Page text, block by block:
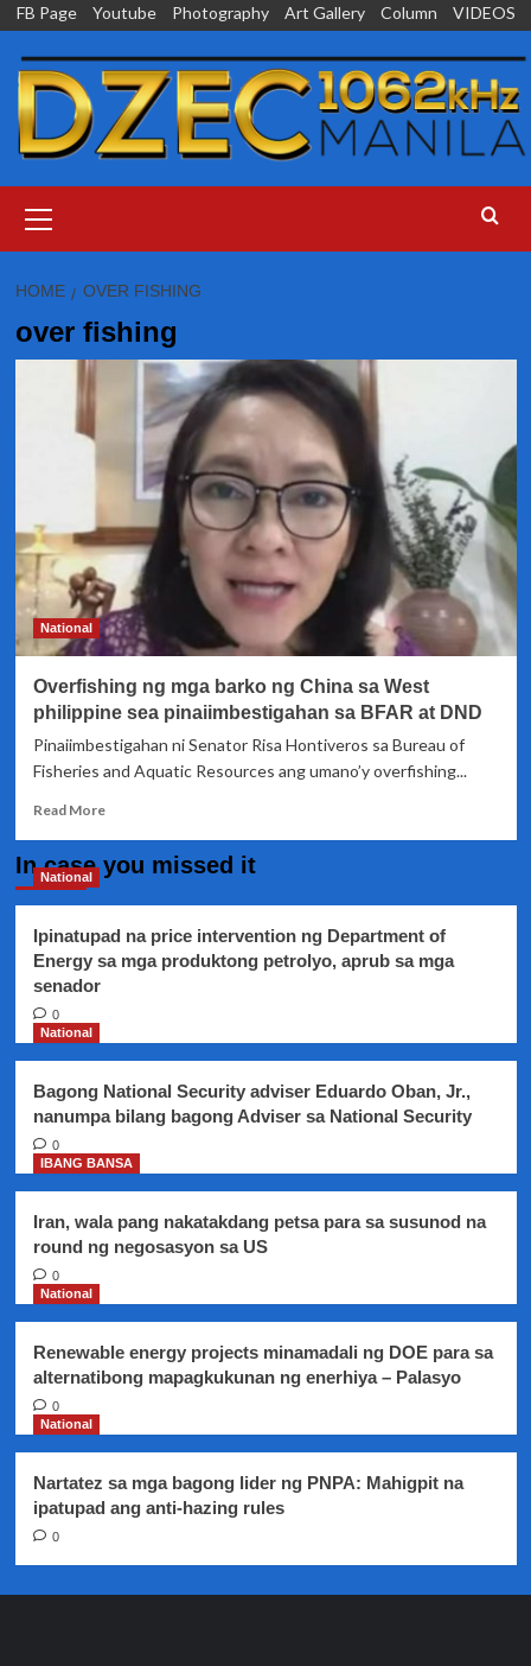
Skip
content
FB Page Youtube Photography Art Gallery Column VIDEOS
Menu
HOME OVER FISHING
over fishing
National
Overfishing ng mga barko ng China sa West
philippine sea pinaiimbestigahan sa BFAR at DND
Pinaiimbestigahan ni Senator Risa Hontiveros sa Bureau of
Fisheries and Aquatic Resources ang umano’y overfishing...
Read MoreRead
Overfishing
barko
ng
pinaiimbestigahan
sa
at
DND
In case you missed it
National
Ipinatupad na price intervention ng Department of
Energy sa mga produktong petrolyo, aprub sa mga
senador
0
National
Bagong National Security adviser Eduardo Oban, Jr.,
nanumpa bilang bagong Adviser sa National Security
0
IBANG BANSA
Iran, wala pang nakatakdang petsa para sa susunod na
round ng negosasyon sa US
0
National
Renewable energy projects minamadali ng DOE para sa
alternatibong mapagkukunan ng enerhiya – Palasyo
0
National
Nartatez sa mga bagong lider ng PNPA: Mahigpit na
ipatupad ang anti-hazing rules
0